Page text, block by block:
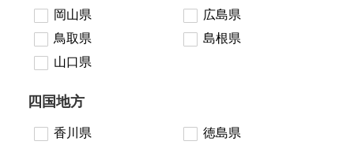
岡山県
広島県
鳥取県
島根県
山口県
四国地方
香川県
徳島県